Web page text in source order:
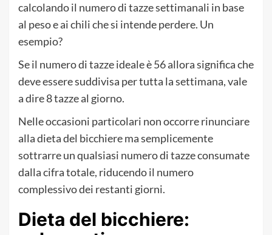
calcolando il numero di tazze settimanali in base
al peso e ai chili che si intende perdere. Un
esempio?
Se il numero di tazze ideale è 56 allora significa che
deve essere suddivisa per tutta la settimana, vale
a dire 8 tazze al giorno.
Nelle occasioni particolari non occorre rinunciare
alla dieta del bicchiere ma semplicemente
sottrarre un qualsiasi numero di tazze consumate
dalla cifra totale, riducendo il numero
complessivo dei restanti giorni.
Dieta del bicchiere: